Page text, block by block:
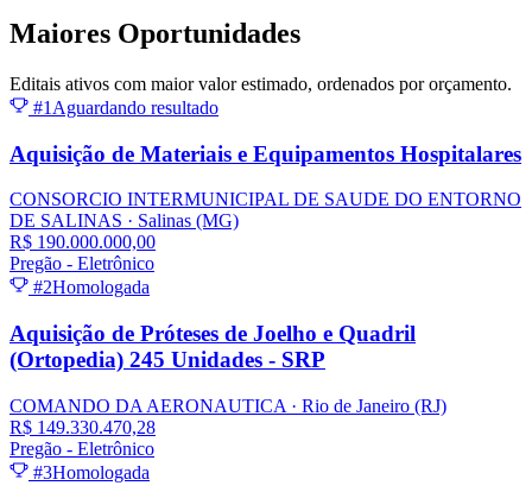
Maiores Oportunidades
Editais ativos com maior valor estimado, ordenados por orçamento.
#1 Aguardando resultado
Aquisição de Materiais e Equipamentos Hospitalares
CONSORCIO INTERMUNICIPAL DE SAUDE DO ENTORNO
DE SALINAS · Salinas (MG)
R$ 190.000.000,00
Pregão - Eletrônico
#2Homologada
Aquisição de Próteses de Joelho e Quadril
(Ortopedia) 245 Unidades - SRP
COMANDO DA AERONAUTICA · Rio de Janeiro (RJ)
R$ 149.330.470,28
Pregão - Eletrônico
#3Homologada